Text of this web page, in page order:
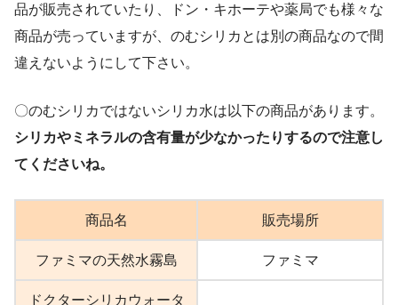
LOHACOなど
ドンキホーテ
東急ハンズ
ロフト
品が販売されていたり、ドン・キホーテや薬局でも様々な
商品が売っていますが、のむシリカとは別の商品なので間
違えないようにして下さい。
〇のむシリカではないシリカ水は以下の商品があります。
シリカやミネラルの含有量が少なかったりするので注意し
てくださいね。
商品名 販売場所
ファミマの天然水霧島 ファミマ
ドクターシリカウォータ